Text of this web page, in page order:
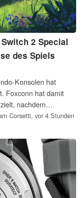
2 Special
des Spiels
Konsolen hat
Foxconn hat damit
nachdem
zum Remake von
Controller erwartet.
Corsetti, vor 4 Stunden